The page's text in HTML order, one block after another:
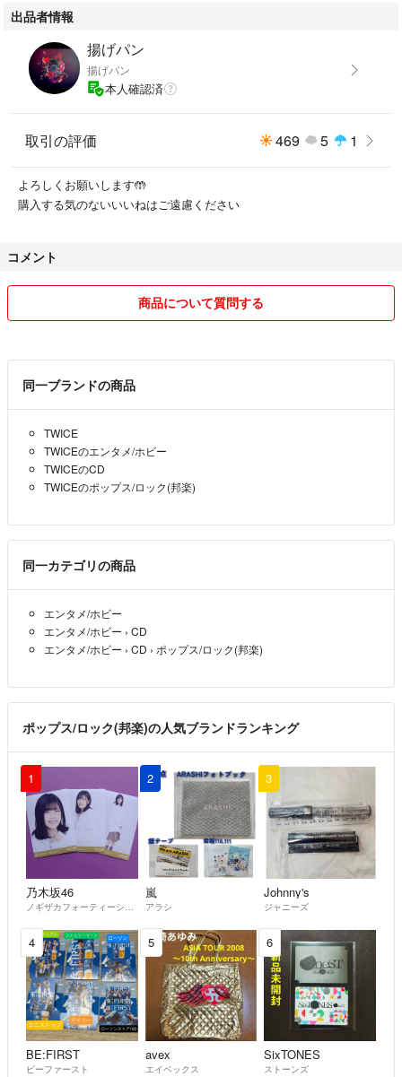
出品者情報
揚げパン
揚げパン
本人確認済
取引の評価 469 5 1
よろしくお願いします🤲
購入する気のないいいねはご遠慮ください
コメント
商品について質問する
同一ブランドの商品
TWICE
TWICEのエンタメ/ホビー
TWICEのCD
TWICEのポップス/ロック(邦楽)
同一カテゴリの商品
エンタメ/ホビー
エンタメ/ホビー › CD
エンタメ/ホビー › CD › ポップス/ロック(邦楽)
ポップス/ロック(邦楽)の人気ブランドランキング
1
乃木坂46
2
嵐
アラシ
3
Johnny's
ジャニーズ
4
BE:FIRST
ビーファースト
5
avex
エイベックス
6
SixTONES
ストーンズ